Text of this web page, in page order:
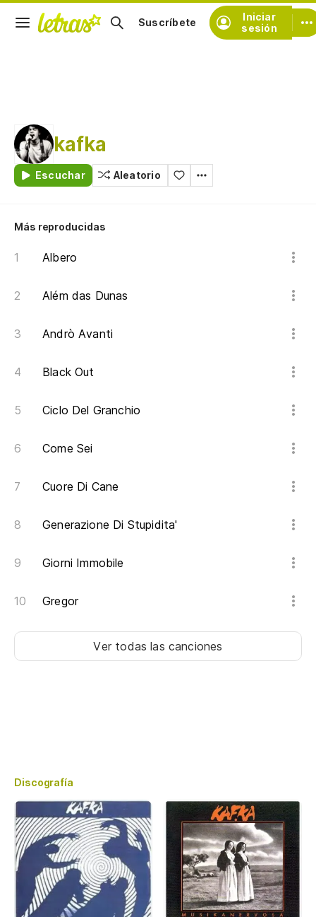
Iniciar
sesión
Suscríbete
kafka
Escuchar Aleatorio
Más reproducidas
Albero
Além das Dunas
Andrò Avanti
Black Out
Ciclo Del Granchio
Come Sei
Cuore Di Cane
Generazione Di Stupidita'
Giorni Immobile
Gregor
Ver todas las canciones
Discografía